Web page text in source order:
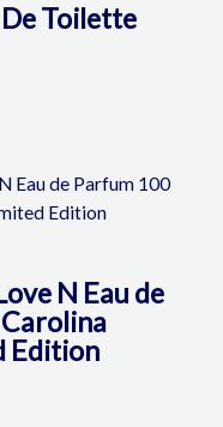
Toilette
N Eau de
Edition